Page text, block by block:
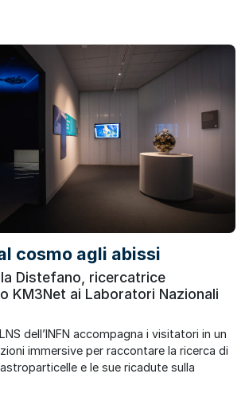
cosmo agli abissi
Distefano, ricercatrice
KM3Net ai Laboratori Nazionali
dell’INFN accompagna i visitatori in un
immersive per raccontare la ricerca di
e le sue ricadute sulla